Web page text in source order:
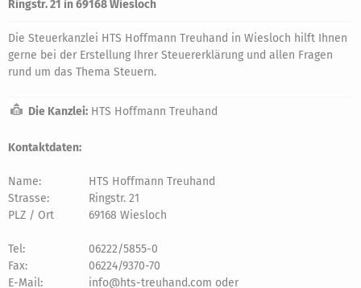
Ringstr. 21 in 69168 Wiesloch
Die Steuerkanzlei HTS Hoffmann Treuhand in Wiesloch hilft Ihnen
gerne bei der Erstellung Ihrer Steuererklärung und allen Fragen
rund um das Thema Steuern.
Die Kanzlei: HTS Hoffmann Treuhand
Kontaktdaten:
Name:
HTS Hoffmann Treuhand
Strasse:
Ringstr. 21
PLZ / Ort
69168 Wiesloch
Tel:
06222/5855-0
Fax:
06224/9370-70
E-Mail:
info@hts-treuhand.com oder